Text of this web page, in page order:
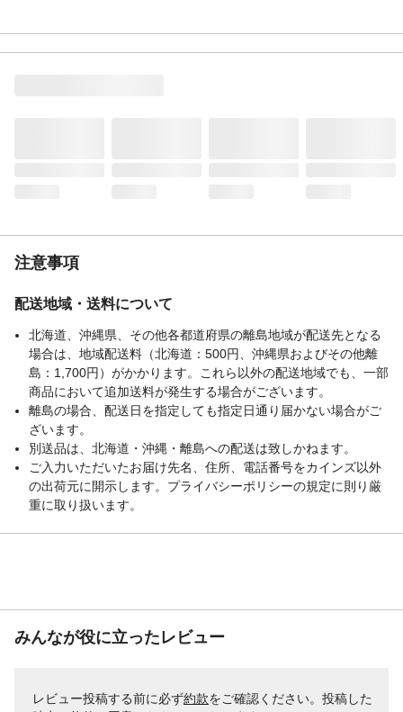
生産国
日本製
注意事項
配送地域・送料について
北海道、沖縄県、その他各都道府県の離島地域が配送先となる
場合は、地域配送料（北海道：500円、沖縄県およびその他離
島：1,700円）がかかります。これら以外の配送地域でも、一部
商品において追加送料が発生する場合がございます。
離島の場合、配送日を指定しても指定日通り届かない場合がご
ざいます。
別送品は、北海道・沖縄・離島への配送は致しかねます。
ご入力いただいたお届け先名、住所、電話番号をカインズ以外
の出荷元に開示します。プライバシーポリシーの規定に則り厳
重に取り扱います。
みんなが役に立ったレビュー
レビュー投稿する前に必ず約款をご確認ください。投稿した